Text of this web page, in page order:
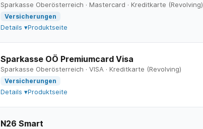
Sparkasse Oberösterreich · Mastercard · Kreditkarte (Revolving)
Versicherungen
Details ▾Produktseite
Sparkasse OÖ Premiumcard Visa
Sparkasse Oberösterreich · VISA · Kreditkarte (Revolving)
Versicherungen
Details ▾Produktseite
N26 Smart